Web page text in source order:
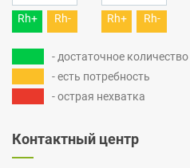
Rh+
Rh-
Rh+
Rh-
- достаточное количество
- есть потребность
- острая нехватка
Контактный центр